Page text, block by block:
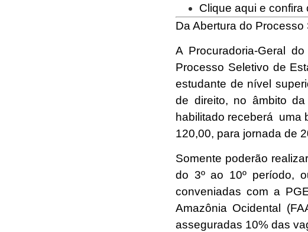
Clique aqui e confira
Da Abertura do Processo
A Procuradoria-Geral
Processo Seletivo de
estudante de nível
de direito, no âmbito
habilitado receberá uma
120,00, para jornada de
Somente poderão
do 3º ao 10º período,
conveniadas com a
Amazônia Ocidental
asseguradas 10% das